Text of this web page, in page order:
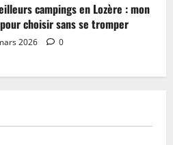
campings en Lozère : mon
choisir sans se tromper
2026 0